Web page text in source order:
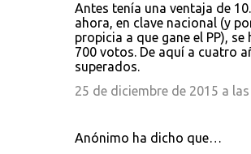
Antes tenía una ventaja de
ahora, en clave nacional (y
propicia a que gane el PP),
700 votos. De aquí a cuatro
superados.
25 de diciembre de 2015 a las
Anónimo ha dicho que…